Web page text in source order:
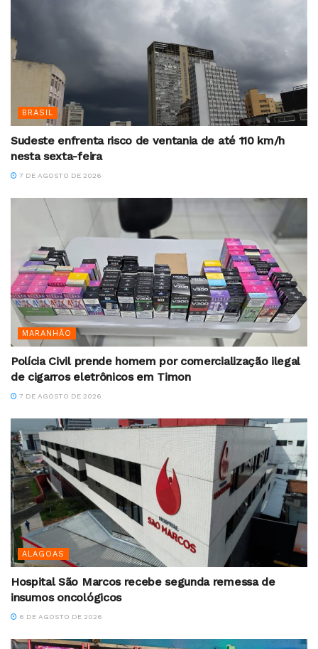
BRASIL
Sudeste enfrenta risco de ventania de até 110 km/h
nesta sexta-feira
7 DE AGOSTO DE 2026
MARANHÃO
Polícia Civil prende homem por comercialização ilegal
de cigarros eletrônicos em Timon
7 DE AGOSTO DE 2026
ALAGOAS
Hospital São Marcos recebe segunda remessa de
insumos oncológicos
6 DE AGOSTO DE 2026